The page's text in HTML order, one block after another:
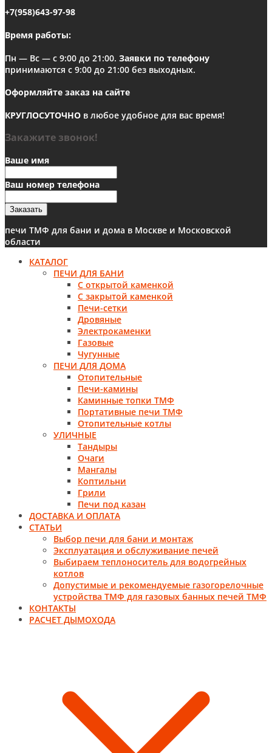
+7(958)643-97-98
Время работы:
Пн — Вс — с 9:00 до 21:00. Заявки по телефону
принимаются с 9:00 до 21:00 без выходных.
Оформляйте заказ на сайте
КРУГЛОСУТОЧНО в любое удобное для вас время!
Закажите звонок!
Ваше имя
Ваш номер телефона
Заказать
печи ТМФ для бани и дома в Москве и Московской
области
КАТАЛОГ
ПЕЧИ ДЛЯ БАНИ
С открытой каменкой
С закрытой каменкой
Печи-сетки
Дровяные
Электрокаменки
Газовые
Чугунные
ПЕЧИ ДЛЯ ДОМА
Отопительные
Печи-камины
Каминные топки ТМФ
Портативные печи ТМФ
Отопительные котлы
УЛИЧНЫЕ
Тандыры
Очаги
Мангалы
Коптильни
Грили
Печи под казан
ДОСТАВКА И ОПЛАТА
СТАТЬИ
Выбор печи для бани и монтаж
Эксплуатация и обслуживание печей
Выбираем теплоноситель для водогрейных
котлов
Допустимые и рекомендуемые газогорелочные
устройства ТМФ для газовых банных печей ТМФ
КОНТАКТЫ
РАСЧЕТ ДЫМОХОДА